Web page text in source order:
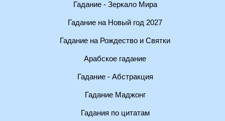
Гадание - Зеркало Мира
Гадание на Новый год 2027
Гадание на Рождество и Святки
Арабское гадание
Гадание - Абстракция
Гадание Маджонг
Гадания по цитатам